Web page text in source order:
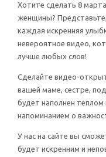
Хотите сделать 8
женщины?
каждая искренняя
невероятное видео,
лучше любых слов!
Сделайте видео-
вашей маме, сестре,
будет наполнен
напоминанием о
У нас на сайте вы
будет искренним и